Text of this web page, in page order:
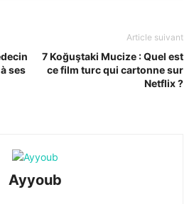
ses
Article suivant
7 Koğuştaki Mucize : Quel est
ce film turc qui cartonne sur
Netflix ?
Ayyoub